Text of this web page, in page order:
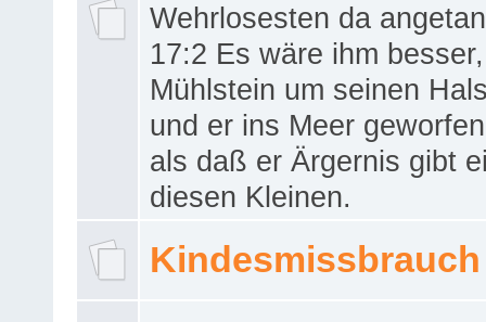
Wehrlosesten da
17:2 Es wäre ihm
Mühlstein um seinen
und er ins Meer
als daß er Ärgernis gibt
diesen Kleinen.
Kindesmissbrauch